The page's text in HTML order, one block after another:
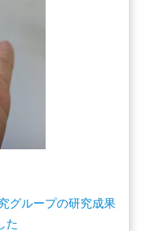
グループの研究成果
た